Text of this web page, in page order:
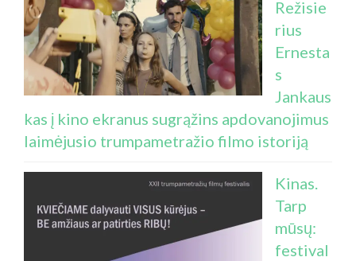
Režisie
rius
Ernesta
s
Jankaus
kas į kino ekranus sugrąžins apdovanojimus
laimėjusio trumpametražio filmo istoriją
Kinas.
Tarp
mūsų:
festival